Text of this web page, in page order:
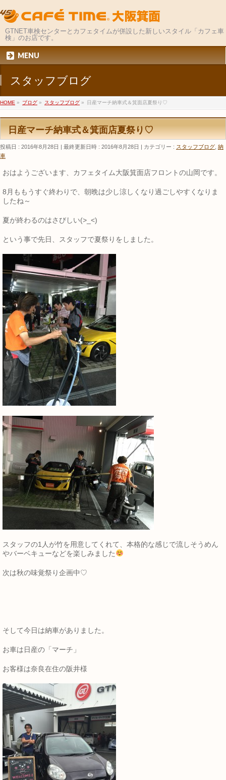
GTNET車検センターとカフェタイムが併設した新しいスタイル「カフェ車
検」のお店です。
MENU
スタッフブログ
HOME » ブログ » スタッフブログ » 日産マーチ納車式＆箕面店夏祭り♡
日産マーチ納車式＆箕面店夏祭り♡
投稿日 : 2016年8月28日 最終更新日時 : 2016年8月28日 カテゴリー : スタッフブログ 納
車
おはようございます、カフェタイム大阪箕面店フロントの山岡です。
8月ももうすぐ終わりで、朝晩は少し涼しくなり過ごしやすくなりま
したね～
夏が終わるのはさびしい(>_<)
という事で先日、スタッフで夏祭りをしました。
スタッフの1人が竹を用意してくれて、本格的な感じで流しそうめん
やバーベキューなどを楽しみました
次は秋の味覚祭り企画中♡
そして今日は納車がありました。
お車は日産の「マーチ」
お客様は奈良在住の阪井様